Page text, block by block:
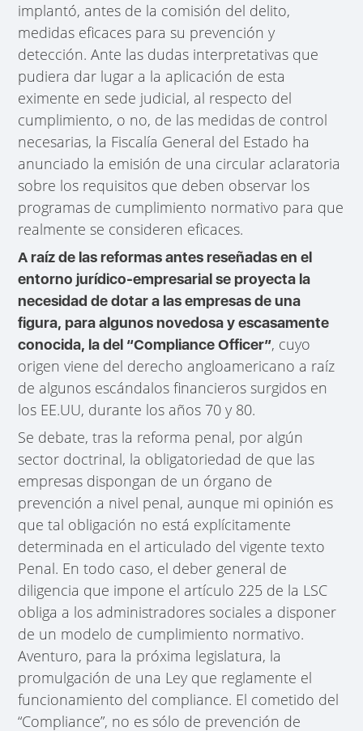
implantó, antes de la comisión del delito,
medidas eficaces para su prevención y
detección. Ante las dudas interpretativas que
pudiera dar lugar a la aplicación de esta
eximente en sede judicial, al respecto del
cumplimiento, o no, de las medidas de control
necesarias, la Fiscalía General del Estado ha
anunciado la emisión de una circular aclaratoria
sobre los requisitos que deben observar los
programas de cumplimiento normativo para que
realmente se consideren eficaces.
A raíz de las reformas antes reseñadas en el
entorno jurídico-empresarial se proyecta la
necesidad de dotar a las empresas de una
figura, para algunos novedosa y escasamente
conocida, la del “Compliance Officer”, cuyo
origen viene del derecho angloamericano a raíz
de algunos escándalos financieros surgidos en
los EE.UU, durante los años 70 y 80.
Se debate, tras la reforma penal, por algún
sector doctrinal, la obligatoriedad de que las
empresas dispongan de un órgano de
prevención a nivel penal, aunque mi opinión es
que tal obligación no está explícitamente
determinada en el articulado del vigente texto
Penal. En todo caso, el deber general de
diligencia que impone el artículo 225 de la LSC
obliga a los administradores sociales a disponer
de un modelo de cumplimiento normativo.
Aventuro, para la próxima legislatura, la
promulgación de una Ley que reglamente el
funcionamiento del compliance. El cometido del
“Compliance”, no es sólo de prevención de